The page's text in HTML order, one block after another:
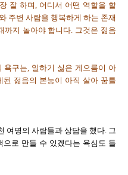
잘 하며, 어디서 어떤 역할을 할
주변 사람을 행복하게 하는 존재
까지 놀아야 합니다. 그것은 젊음
욕구는, 일하기 싫은 게으름이 아
젊음의 본능이 아직 살아 꿈틀
여명의 사람들과 상담을 했다. 그
로 만들 수 있겠다는 욕심도 들